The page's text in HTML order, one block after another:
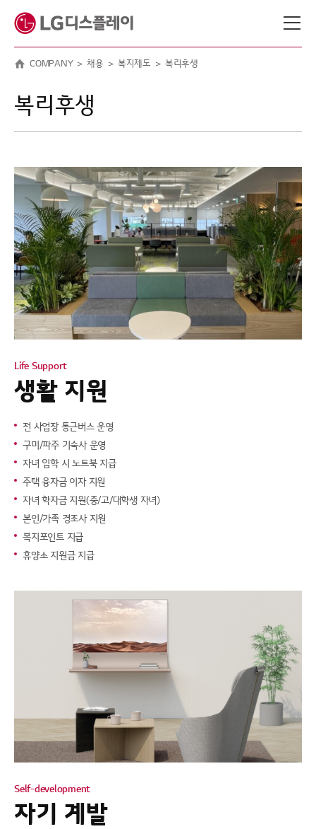
COMPANY 채용 복지제도 복리후생
복리후생
Life Support
생활 지원
전 사업장 통근버스 운영
구미/파주 기숙사 운영
자녀 입학 시 노트북 지급
주택 융자금 이자 지원
자녀 학자금 지원(중/고/대학생 자녀)
본인/가족 경조사 지원
복지포인트 지급
휴양소 지원금 지급
Self-development
자기 계발